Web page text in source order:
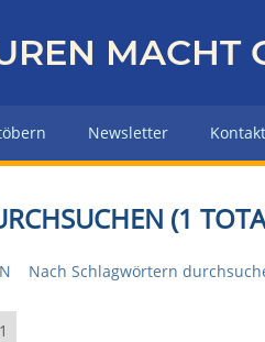
MACHT
Newsletter Kontakt
(1
Nach Schlagwörtern